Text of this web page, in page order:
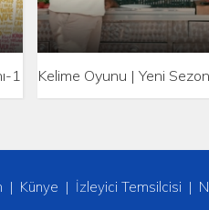
1 Kelime Oyunu | Yeni
Künye İzleyici Temsilcisi